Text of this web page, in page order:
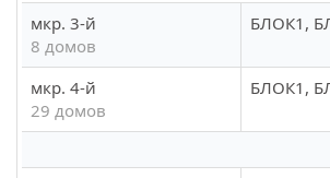
мкр. 3-й
8 домов
БЛОК1,
мкр. 4-й
29 домов
БЛОК1,